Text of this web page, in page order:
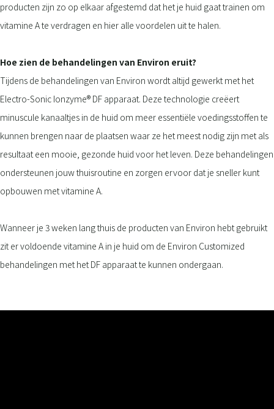
producten zijn zo op elkaar afgestemd dat het je huid gaat trainen om
vitamine A te verdragen en hier alle voordelen uit te halen.
Hoe zien de behandelingen van Environ eruit?
Tijdens de behandelingen van Environ wordt altijd gewerkt met het
Electro-Sonic Ionzyme® DF apparaat. Deze technologie creëert
minuscule kanaaltjes in de huid om meer essentiële voedingsstoffen te
kunnen brengen naar de plaatsen waar ze het meest nodig zijn met als
resultaat een mooie, gezonde huid voor het leven. Deze behandelingen
ondersteunen jouw thuisroutine en zorgen ervoor dat je sneller kunt
opbouwen met vitamine A.
Wanneer je 3 weken lang thuis de producten van Environ hebt gebruikt
zit er voldoende vitamine A in je huid om de Environ Customized
behandelingen met het DF apparaat te kunnen ondergaan.